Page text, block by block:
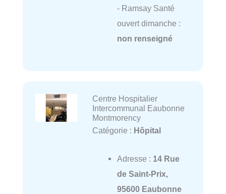
- Ramsay Santé
ouvert dimanche :
non renseigné
Centre Hospitalier
Intercommunal Eaubonne
Montmorency
Catégorie : Hôpital
Adresse : 14 Rue
de Saint-Prix,
95600 Eaubonne